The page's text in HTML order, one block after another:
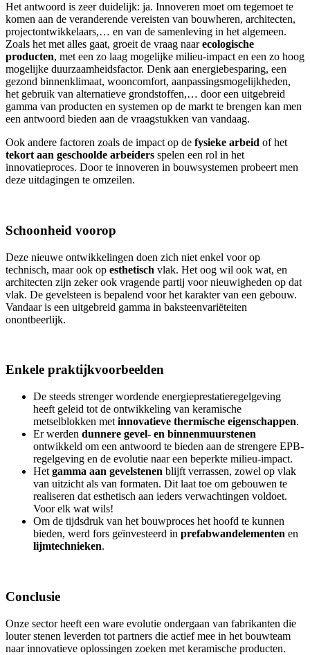
Het antwoord is zeer duidelijk: ja. Innoveren moet om tegemoet te
komen aan de veranderende vereisten van bouwheren, architecten,
projectontwikkelaars,… en van de samenleving in het algemeen.
Zoals het met alles gaat, groeit de vraag naarecologische
producten, met een zo laag mogelijke milieu-impact en een zo hoog
mogelijke duurzaamheidsfactor. Denk aan energiebesparing, een
gezond binnenklimaat, wooncomfort, aanpassingsmogelijkheden,
het gebruik van alternatieve grondstoffen,… door een uitgebreid
gamma van producten en systemen op de markt te brengen kan men
een antwoord bieden aan de vraagstukken van vandaag.
Ook andere factoren zoals de impact op de fysieke arbeid of het
tekort aan geschoolde arbeiders spelen een rol in het
innovatieproces. Door te innoveren in bouwsystemen probeert men
deze uitdagingen te omzeilen.
Schoonheid voorop
Deze nieuwe ontwikkelingen doen zich niet enkel voor op
technisch, maar ook op esthetisch vlak. Het oog wil ook wat, en
architecten zijn zeker ook vragende partij voor nieuwigheden op dat
vlak. De gevelsteen is bepalend voor het karakter van een gebouw.
Vandaar is een uitgebreid gamma in baksteenvariëteiten
onontbeerlijk.
Enkele praktijkvoorbeelden
De steeds strenger wordende energieprestatieregelgeving
heeft geleid tot de ontwikkeling van keramische
metselblokken met innovatieve thermische eigenschappen.
Er werden dunnere gevel- en binnenmuurstenen
ontwikkeld om een antwoord te bieden aan de strengere EPB-
regelgeving en de evolutie naar een beperkte milieu-impact.
Het gamma aan gevelstenen blijft verrassen, zowel op vlak
van uitzicht als van formaten. Dit laat toe om gebouwen te
realiseren dat esthetisch aan ieders verwachtingen voldoet.
Voor elk wat wils!
Om de tijdsdruk van het bouwproces het hoofd te kunnen
bieden, werd fors geïnvesteerd in prefabwandelementen en
lijmtechnieken.
Conclusie
Onze sector heeft een ware evolutie ondergaan van fabrikanten die
louter stenen leverden tot partners die actief mee in het bouwteam
naar innovatieve oplossingen zoeken met keramische producten.